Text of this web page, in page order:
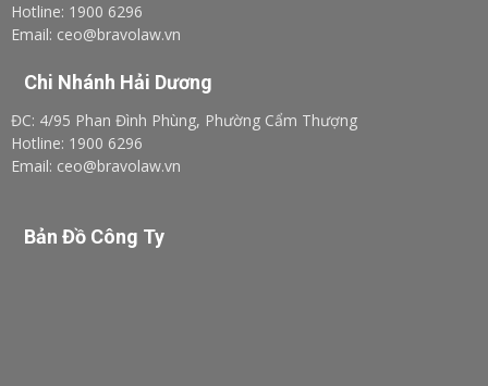
Hotline: 1900 6296
Email: ceo@bravolaw.vn
Chi Nhánh Hải Dương
ĐC: 4/95 Phan Đình Phùng, Phường Cẩm Thượng
Hotline: 1900 6296
Email: ceo@bravolaw.vn
Bản Đồ Công Ty